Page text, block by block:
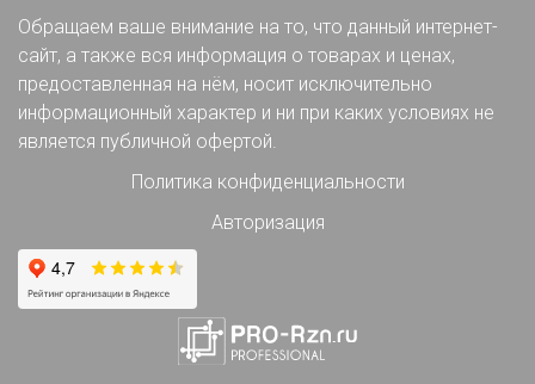
Обращаем ваше внимание на то, что данный интернет-
сайт, а также вся информация о товарах и ценах,
предоставленная на нём, носит исключительно
информационный характер и ни при каких условиях не
является публичной офертой.
Политика конфиденциальности
Авторизация